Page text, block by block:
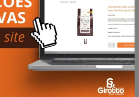
c/12 x 15 g FINI -
14868
As Dentaduras Fini são pura
Não tem o que dizer,
divertido de dentadura e um
e framboesa, nas cores